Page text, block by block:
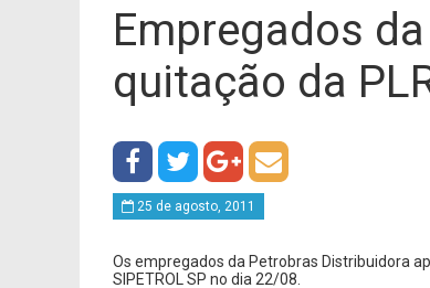
Empregados
quitação da
25 de agosto, 2011
Os empregados da Petrobras Distribuidora
SIPETROL SP no dia 22/08.